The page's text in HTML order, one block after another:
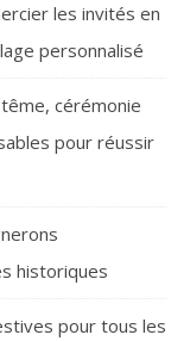
les invités en
personnalisé
cérémonie
pour réussir
historiques
pour tous les